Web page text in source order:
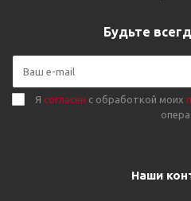
Будьте
Я согласен с обработкой моих
Наши